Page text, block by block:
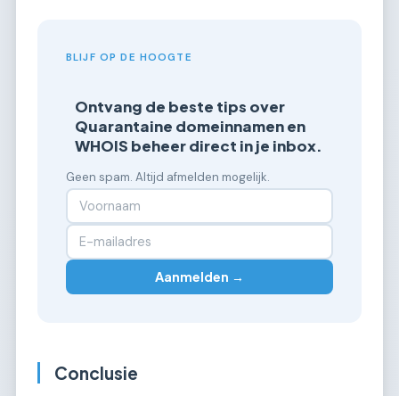
BLIJF OP DE HOOGTE
Ontvang de beste tips over
Quarantaine domeinnamen en
WHOIS beheer direct in je inbox.
Geen spam. Altijd afmelden mogelijk.
Aanmelden →
Conclusie